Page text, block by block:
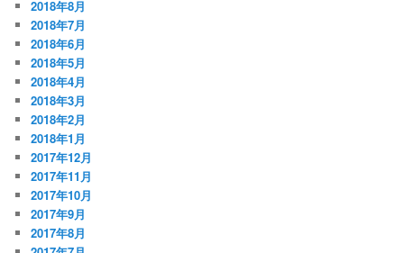
2018年8月
2018年7月
2018年6月
2018年5月
2018年4月
2018年3月
2018年2月
2018年1月
2017年12月
2017年11月
2017年10月
2017年9月
2017年8月